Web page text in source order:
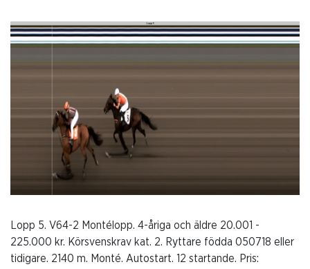
Lopp 5. V64-2 Montélopp. 4-åriga och äldre 20.001 -
225.000 kr. Körsvenskrav kat. 2. Ryttare födda 050718 eller
tidigare. 2140 m. Monté. Autostart. 12 startande. Pris: